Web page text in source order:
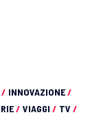
/ INNOVAZIONE/
/ VIAGGI / TV /